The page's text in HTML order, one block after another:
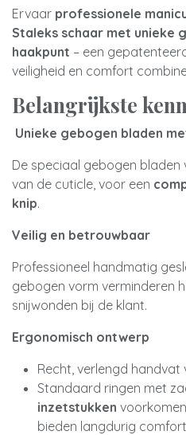
Ervaar professionele
Staleks schaar met unieke
haakpunt – een
veiligheid en comfort
Belangrijkste
Unieke gebogen bladen
De speciaal gebogen bladen
van de cuticle, voor een
knip.
Veilig en betrouwbaar
Professioneel handmatig
gebogen vorm verminderen
snijwonden bij de klant.
Ergonomisch ontwerp
Recht, verlengd
Standaard ringen met
inzetstukken
bieden langdurig